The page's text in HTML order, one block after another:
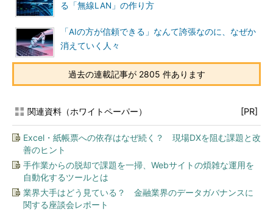
る「無線LAN」の作り方
「AIの方が信頼できる」なんて誇張なのに、なぜか
消えていく人々
過去の連載記事が 2805 件あります
関連資料（ホワイトペーパー） [PR]
Excel・紙帳票への依存はなぜ続く？ 現場DXを阻む課題と改
善のヒント
手作業からの脱却で課題を一掃、Webサイトの煩雑な運用を
自動化するツールとは
業界大手はどう見ている？ 金融業界のデータガバナンスに
関する座談会レポート